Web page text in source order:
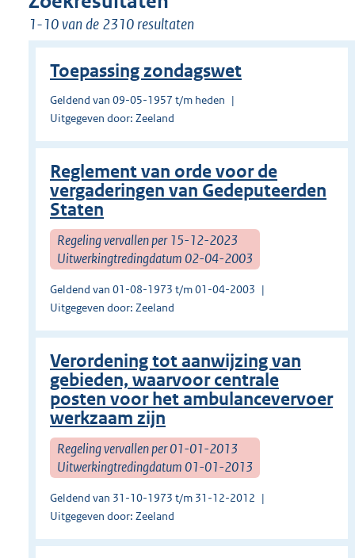
1-10 van de 2310 resultaten
Toepassing zondagswet
Geldend van 09-05-1957 t/m heden
Uitgegeven door: Zeeland
Reglement van orde voor de
vergaderingen van Gedeputeerden
Staten
Regeling vervallen per 15-12-2023
Uitwerkingtredingdatum 02-04-2003
Geldend van 01-08-1973 t/m 01-04-2003
Uitgegeven door: Zeeland
Verordening tot aanwijzing van
gebieden, waarvoor centrale
posten voor het ambulancevervoer
werkzaam zijn
Regeling vervallen per 01-01-2013
Uitwerkingtredingdatum 01-01-2013
Geldend van 31-10-1973 t/m 31-12-2012
Uitgegeven door: Zeeland